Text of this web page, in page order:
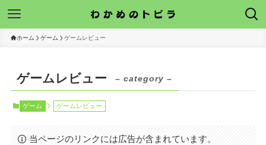
ホーム ゲーム ゲームレビュー
ゲームレビュー – category –
ゲーム ゲームレビュー
当ページのリンクには広告が含まれています。